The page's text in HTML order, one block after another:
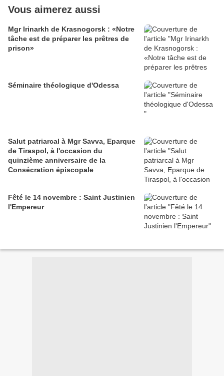
Vous aimerez aussi
Mgr Irinarkh de Krasnogorsk : «Notre
tâche est de préparer les prêtres de
prison»
Séminaire théologique d'Odessa
Salut patriarcal à Mgr Savva, Eparque
de Tiraspol, à l'occasion du
quinzième anniversaire de la
Consécration épiscopale
Fêté le 14 novembre : Saint Justinien
l'Empereur